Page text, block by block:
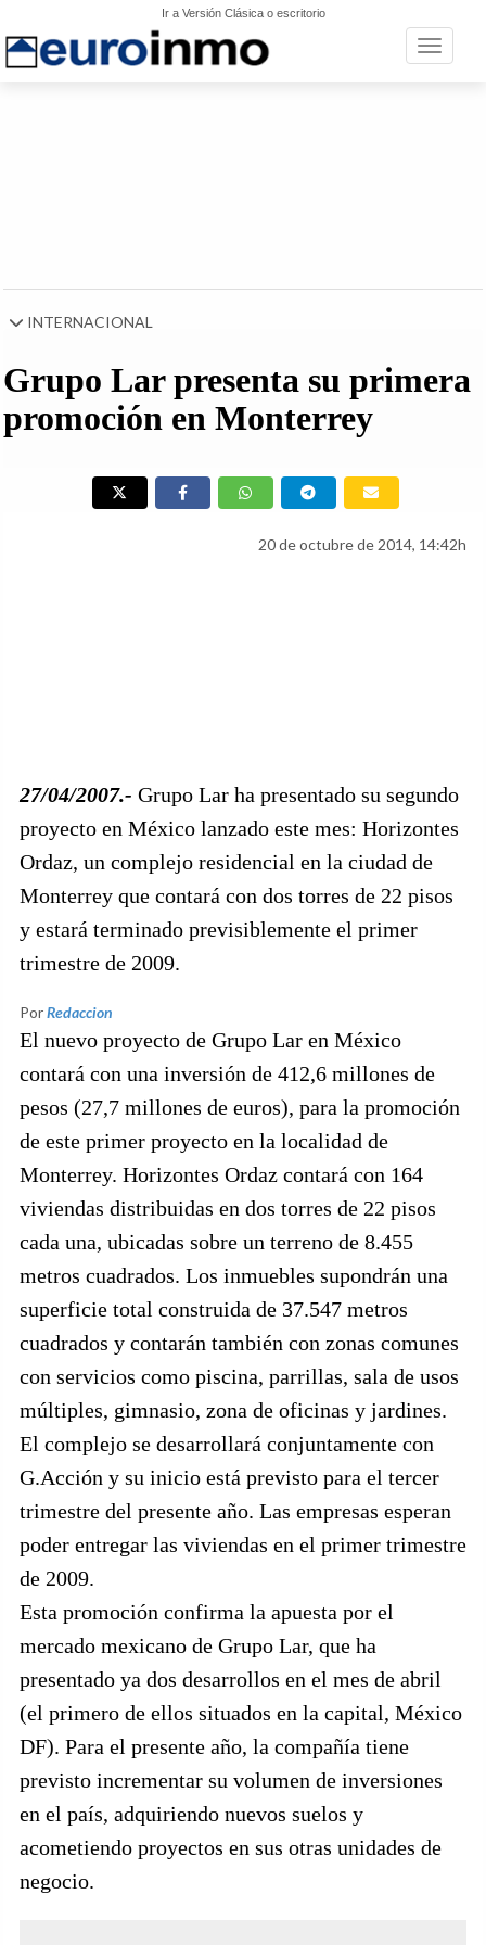
Ir a Versión Clásica o escritorio
Toggle
INTERNACIONAL
Grupo Lar presenta su primera
promoción en Monterrey
20 de octubre de 2014, 14:42h
27/04/2007.- Grupo Lar ha presentado su segundo
proyecto en México lanzado este mes: Horizontes
Ordaz, un complejo residencial en la ciudad de
Monterrey que contará con dos torres de 22 pisos
y estará terminado previsiblemente el primer
trimestre de 2009.
PorRedaccion
El nuevo proyecto de Grupo Lar en México
contará con una inversión de 412,6 millones de
pesos (27,7 millones de euros), para la promoción
de este primer proyecto en la localidad de
Monterrey. Horizontes Ordaz contará con 164
viviendas distribuidas en dos torres de 22 pisos
cada una, ubicadas sobre un terreno de 8.455
metros cuadrados. Los inmuebles supondrán una
superficie total construida de 37.547 metros
cuadrados y contarán también con zonas comunes
con servicios como piscina, parrillas, sala de usos
múltiples, gimnasio, zona de oficinas y jardines.
El complejo se desarrollará conjuntamente con
G.Acción y su inicio está previsto para el tercer
trimestre del presente año. Las empresas esperan
poder entregar las viviendas en el primer trimestre
de 2009.
Esta promoción confirma la apuesta por el
mercado mexicano de Grupo Lar, que ha
presentado ya dos desarrollos en el mes de abril
(el primero de ellos situados en la capital, México
DF). Para el presente año, la compañía tiene
previsto incrementar su volumen de inversiones
en el país, adquiriendo nuevos suelos y
acometiendo proyectos en sus otras unidades de
negocio.